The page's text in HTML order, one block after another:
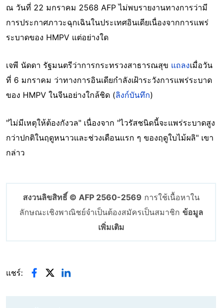
ณ วันที่ 22 มกราคม 2568 AFP ไม่พบรายงานทางการว่ามี
การประกาศภาวะฉุกเฉินในประเทศอินเดียเนื่องจากการแพร่
ระบาดของ HMPV แต่อย่างใด
เจพี นัดดา รัฐมนตรีว่าการกระทรวงสาธารณสุข แถลงเมื่อวัน
ที่ 6 มกราคม ว่าทางการอินเดียกำลังเฝ้าระวังการแพร่ระบาด
ของ HMPV ในจีนอย่างใกล้ชิด (ลิงก์บันทึก)
"ไม่มีเหตุให้ต้องกังวล" เนื่องจาก "ไวรัสชนิดนี้จะแพร่ระบาดสูง
กว่าปกติในฤดูหนาวและช่วงเดือนแรก ๆ ของฤดูใบไม้ผลิ" เขา
กล่าว
สงวนลิขสิทธิ์ © AFP 2560-2569 การใช้เนื้อหาใน
ลักษณะเชิงพาณิชย์จำเป็นต้องสมัครเป็นสมาชิก ข้อมูล
เพิ่มเติม
แชร์: